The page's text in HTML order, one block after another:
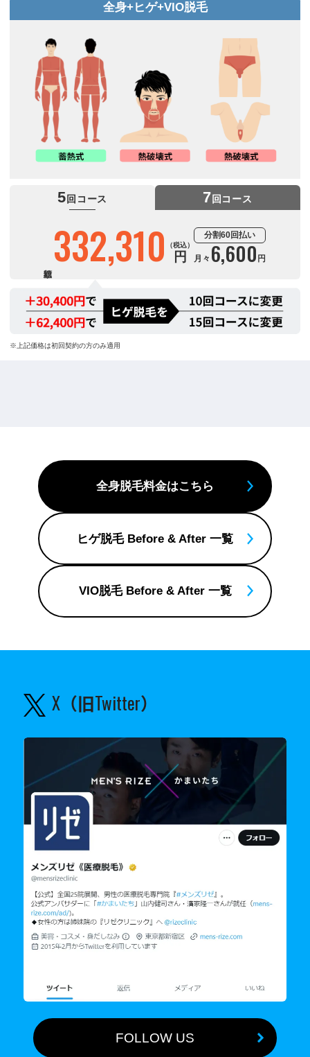
全身+ヒゲ+VIO脱毛
5回コース 7 回コース
332,310 （税込）
円
分割60回払い
月々6,600円
427,310 （税込）
円
分割60回払い
月々8,500円
※上記価格は初回契約の方のみ適用
全身脱毛料金はこちら
ヒゲ脱毛 Before & After 一覧
VIO脱毛 Before & After 一覧
X（旧Twitter）
FOLLOW US